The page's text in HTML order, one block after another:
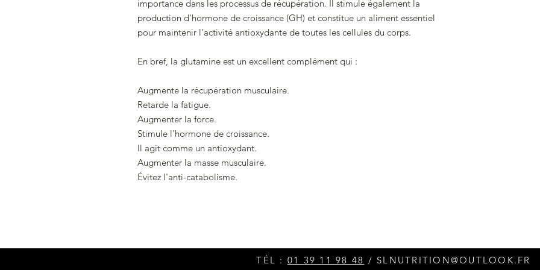
importance dans les processus de récupération. Il stimule également la
production d'hormone de croissance (GH) et constitue un aliment essentiel
pour maintenir l'activité antioxydante de toutes les cellules du corps.
En bref, la glutamine est un excellent complément qui :
Augmente la récupération musculaire.
Retarde la fatigue.
Augmenter la force.
Stimule l'hormone de croissance.
Il agit comme un antioxydant.
Augmenter la masse musculaire.
Évitez l'anti-catabolisme.
TÉL : 01 39 11 98 48 / SLNUTRITION@OUTLOOK.FR